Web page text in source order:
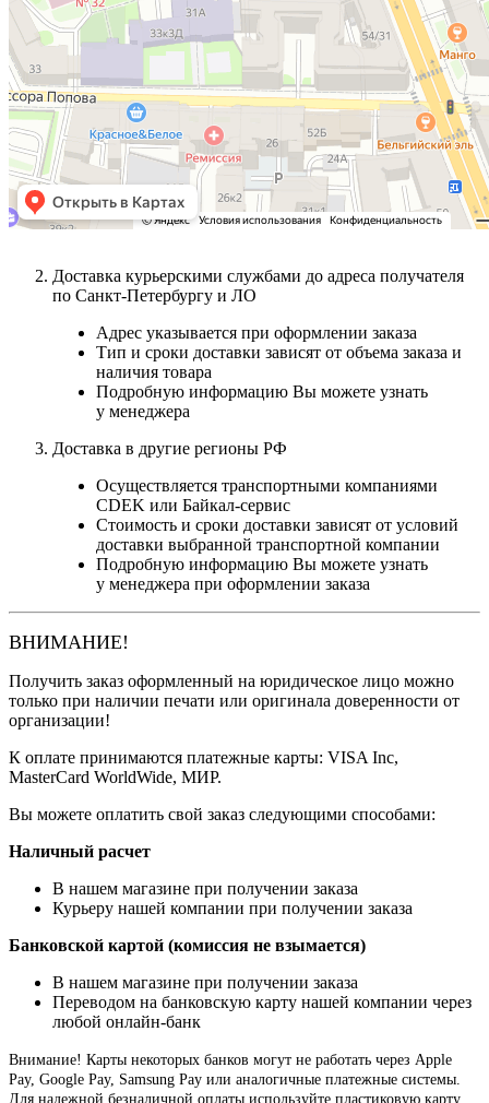
Доставка курьерскими службами до адреса получателя
по Санкт-Петербургу и ЛО
Адрес указывается при оформлении заказа
Тип и сроки доставки зависят от объема заказа и
наличия товара
Подробную информацию Вы можете узнать
у менеджера
Доставка в другие регионы РФ
Осуществляется транспортными компаниями
CDEK или Байкал-сервис
Стоимость и сроки доставки зависят от условий
доставки выбранной транспортной компании
Подробную информацию Вы можете узнать
у менеджера при оформлении заказа
ВНИМАНИЕ!
Получить заказ оформленный на юридическое лицо можно
только при наличии печати или оригинала доверенности от
организации!
К оплате принимаются платежные карты: VISA Inc,
MasterCard WorldWide, МИР.
Вы можете оплатить свой заказ следующими способами:
Наличный расчет
В нашем магазине при получении заказа
Курьеру нашей компании при получении заказа
Банковской картой (комиссия не взымается)
В нашем магазине при получении заказа
Переводом на банковскую карту нашей компании через
любой онлайн-банк
Внимание! Карты некоторых банков могут не работать через Apple
Pay, Google Pay, Samsung Pay или аналогичные платежные системы.
Для надежной безналичной оплаты используйте пластиковую карту